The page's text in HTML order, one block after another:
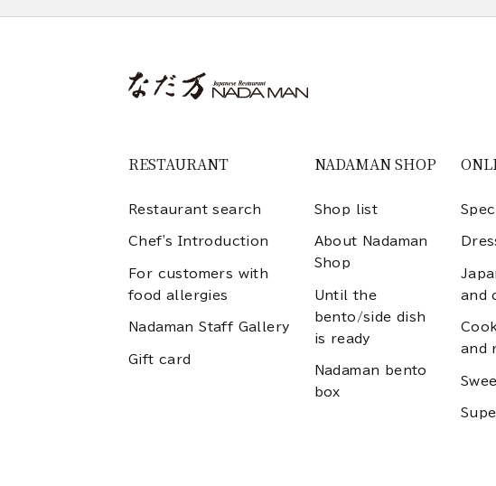
RESTAURANT
Restaurant search
Chef's Introduction
For customers with
food allergies
Nadaman Staff Gallery
Gift card
NADAMAN SHOP
Shop list
About Nadaman
Shop
Until the
bento/side dish
is ready
Nadaman bento
box
and
and